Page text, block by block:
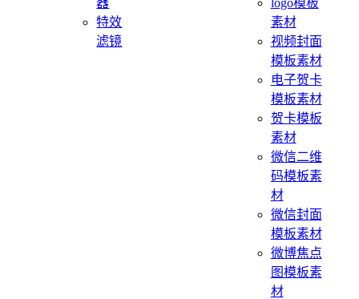
器
特效
滤镜
logo模板
素材
视频封面
模板素材
电子贺卡
模板素材
贺卡模板
素材
微信二维
码模板素
材
微信封面
模板素材
微博焦点
图模板素
材